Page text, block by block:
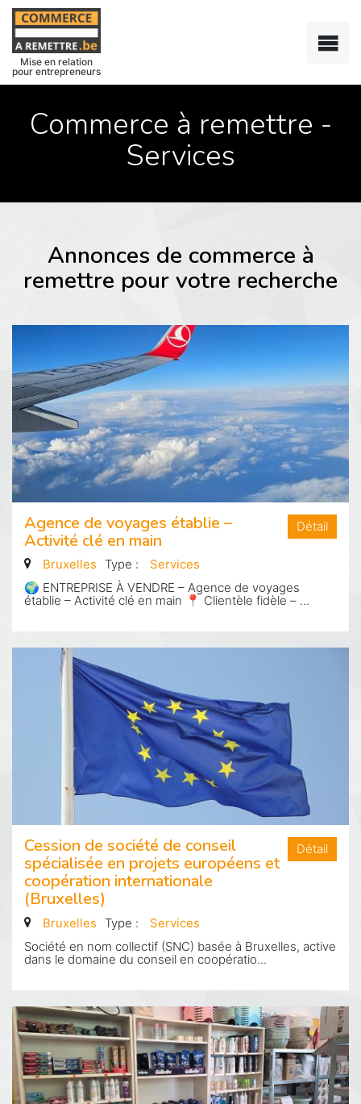
Mise en relation
pour entrepreneurs
Commerce à remettre -
Services
Annonces de commerce à
remettre pour votre recherche
Agence de voyages établie –
Activité clé en main
Détail
Bruxelles Type :
Services
🌍 ENTREPRISE À VENDRE – Agence de voyages
établie – Activité clé en main 📍 Clientèle fidèle – ...
Cession de société de conseil
spécialisée en projets européens et
coopération internationale
(Bruxelles)
Détail
Bruxelles Type :
Services
Société en nom collectif (SNC) basée à Bruxelles, active
dans le domaine du conseil en coopératio...